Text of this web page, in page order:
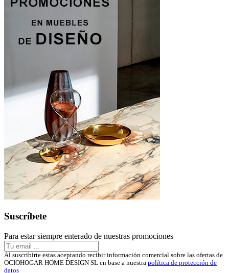
Suscríbete
Para estar siempre enterado de nuestras promociones
Al suscribirte estas aceptando recibir información comercial sobre las ofertas de
OCIOHOGAR HOME DESIGN SL en base a nuestra política de protección de
datos